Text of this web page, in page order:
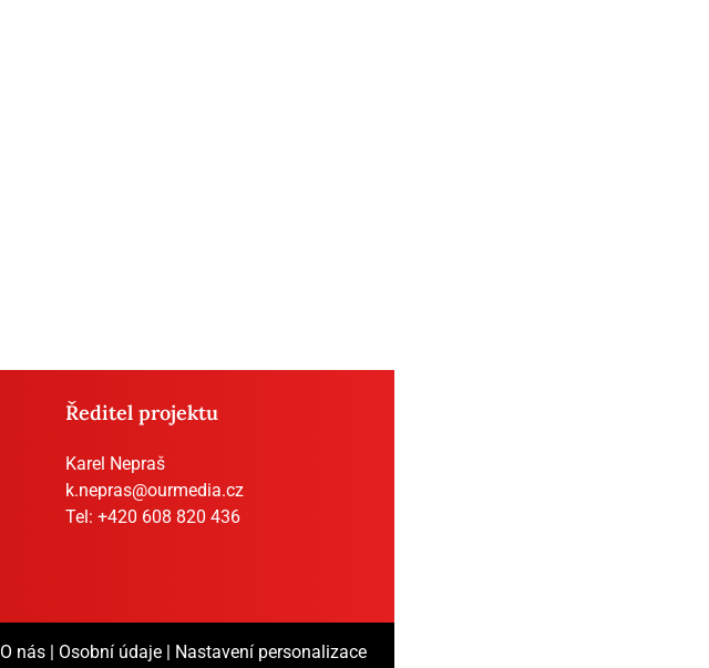
Ředitel projektu
Karel Nepraš
k.nepras@ourmedia.cz
Tel: +420 608 820 436
O nás Osobní údaje Nastavení personalizace